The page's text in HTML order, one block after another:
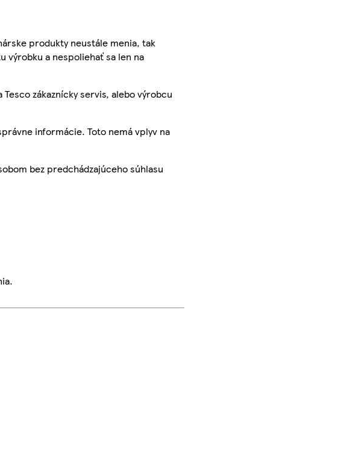
produkty neustále menia, tak
výrobku a nespoliehať sa len na
zákaznícky servis, alebo výrobcu
informácie. Toto nemá vplyv na
bez predchádzajúceho súhlasu